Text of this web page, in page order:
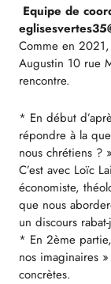
Equipe de
Comme en 2021,
Augustin 10 rue
rencontre.
* En début
répondre à la
nous chrétiens ?
C’est avec Loïc
économiste,
que nous
un discours
* En 2ème
nos imaginaires
concrètes.